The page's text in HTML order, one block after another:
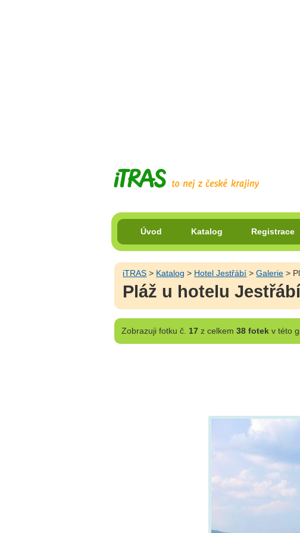
Úvod Katalog Registrace
iTRAS > Katalog > Hotel Jestřábí >Galerie >
Pláž u hotelu
Zobrazujifotku č. 17z celkem 38 fotekv této